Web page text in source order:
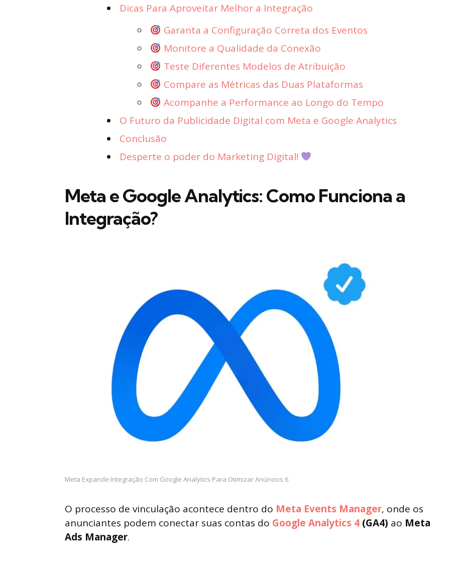
Dicas Para Aproveitar Melhor a Integração
Garanta a Configuração Correta dos Eventos
Monitore a Qualidade da Conexão
Teste Diferentes Modelos de Atribuição
Compare as Métricas das Duas Plataformas
Acompanhe a Performance ao Longo do Tempo
O Futuro da Publicidade Digital com Meta e Google Analytics
Conclusão
Desperte o poder do Marketing Digital!
Meta e Google Analytics: Como Funciona a
Integração?
Meta Expande Integração Com Google Analytics Para Otimizar Anúncios 6
O processo de vinculação acontece dentro do Meta Events Manager, onde os
anunciantes podem conectar suas contas do Google Analytics 4 (GA4) ao Meta
Ads Manager.